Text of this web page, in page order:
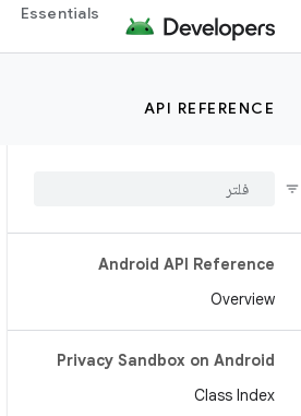
Essentials
API REFERENCE
Android API Reference
Overview
Privacy Sandbox on Android
Class Index